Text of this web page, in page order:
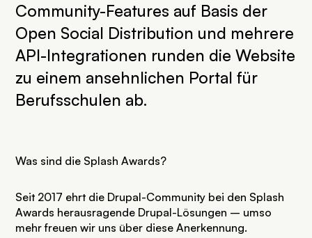
Community-Features auf Basis der
Open Social Distribution und mehrere
API-Integrationen runden die Website
zu einem ansehnlichen Portal für
Berufsschulen ab.
Was sind die Splash Awards?
Seit 2017 ehrt die Drupal-Community bei den Splash
Awards herausragende Drupal-Lösungen – umso
mehr freuen wir uns über diese Anerkennung.